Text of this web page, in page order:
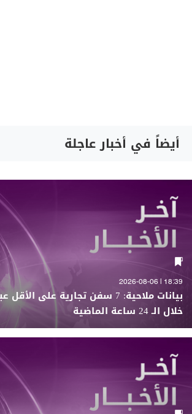
أيضاً في أخبار عاجلة
18:39 | 2026-08-06
بيانات ملاحية: 7 سفن تجارية
خلال الـ 24 ساعة الماضية